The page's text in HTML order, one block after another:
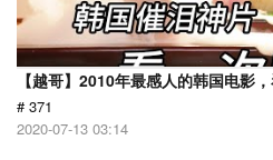
【越哥】2010年最感人的韩国电影
# 371
2020-07-13 03:14